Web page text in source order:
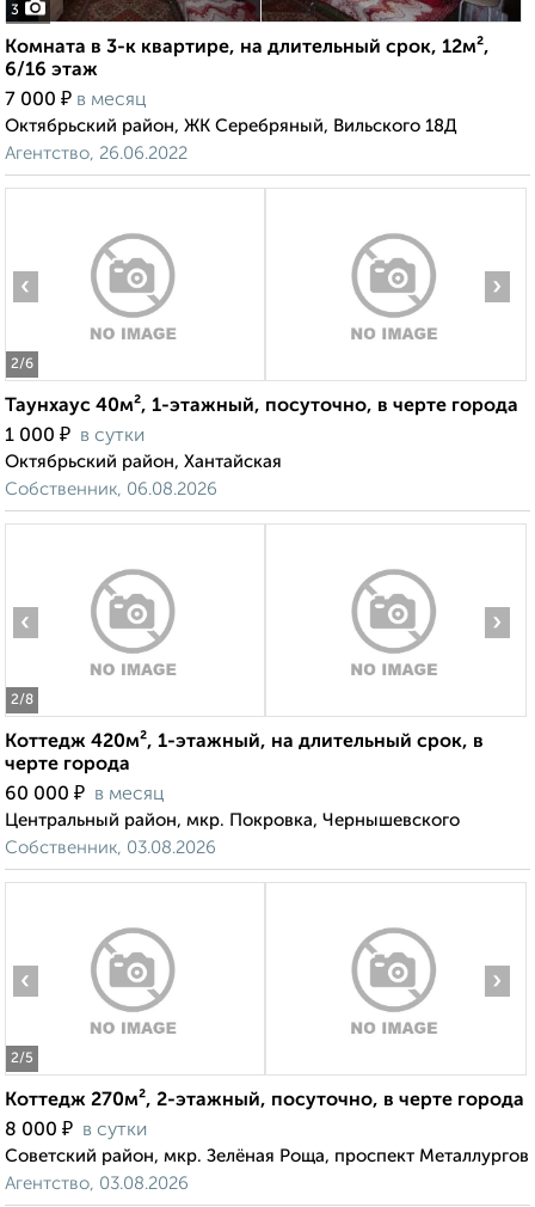
3
Комната в 3-к квартире, на длительный срок, 12м²,
6/16 этаж
7 000 ₽ в месяц
Октябрьский район, ЖК Серебряный, Вильского 18Д
Агентство, 26.06.2022
2/6
‹ ›
Таунхаус 40м², 1-этажный, посуточно, в черте города
1 000 ₽ в сутки
Октябрьский район, Хантайская
Собственник, 06.08.2026
2/8
‹ ›
Коттедж 420м², 1-этажный, на длительный срок, в
черте города
60 000 ₽ в месяц
Центральный район, мкр. Покровка, Чернышевского
Собственник, 03.08.2026
2/5
‹ ›
Коттедж 270м², 2-этажный, посуточно, в черте города
8 000 ₽ в сутки
Советский район, мкр. Зелёная Роща, проспект Металлургов
Агентство, 03.08.2026